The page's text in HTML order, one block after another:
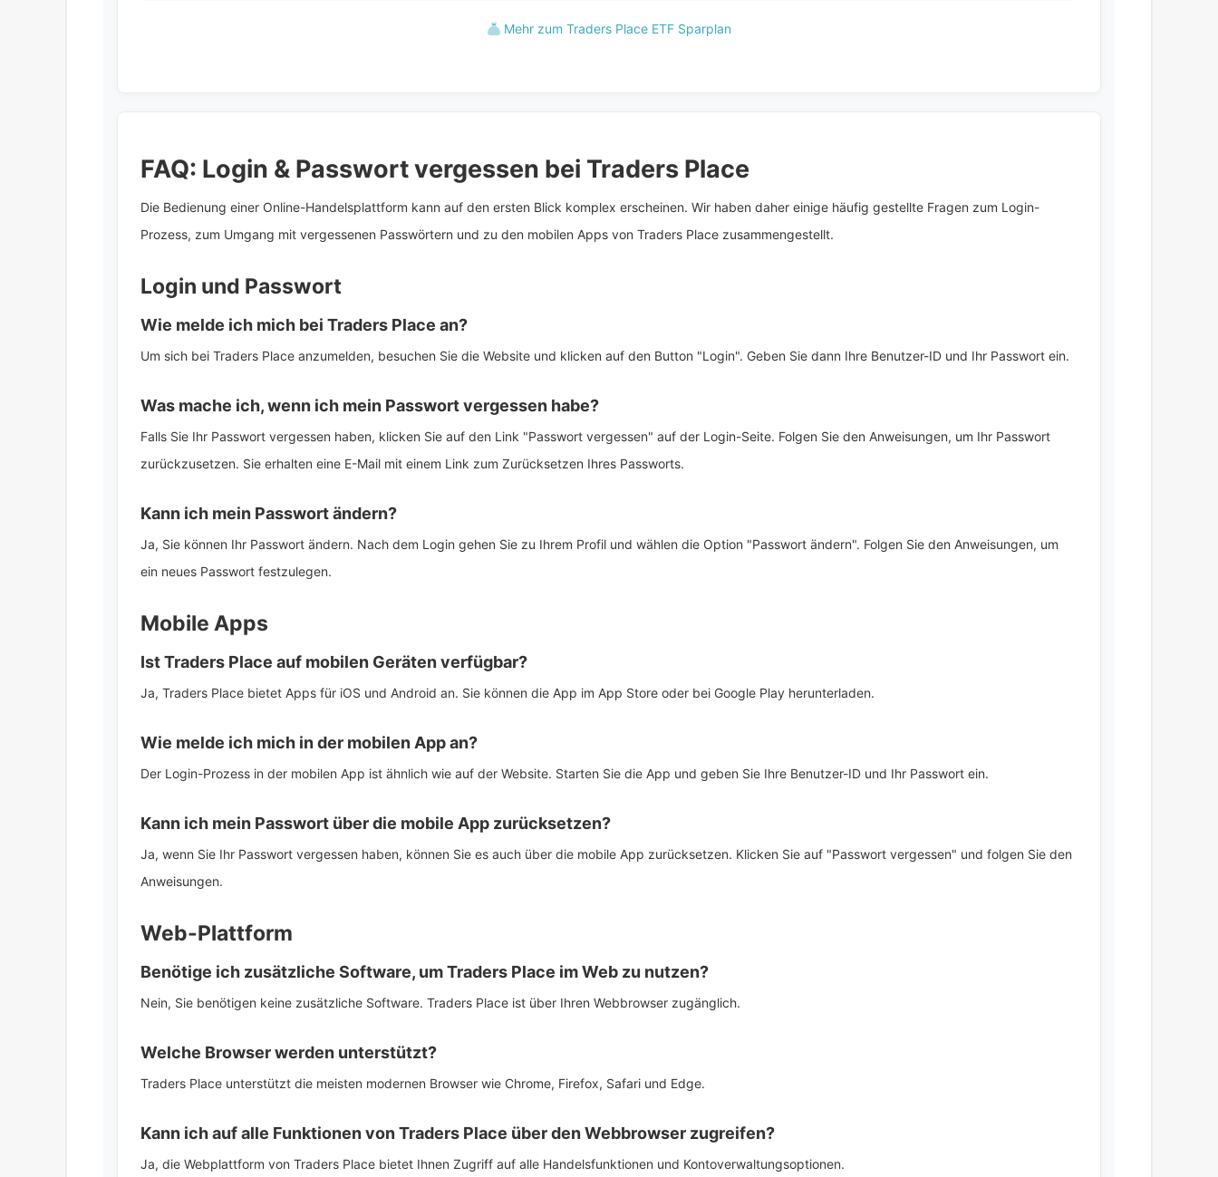
Mehr zum Traders Place ETF Sparplan
FAQ: Login & Passwort vergessen bei Traders Place
Die Bedienung einer Online-Handelsplattform kann auf den ersten Blick komplex erscheinen. Wir haben daher einige häufig gestellte Fragen zum Login-
Prozess, zum Umgang mit vergessenen Passwörtern und zu den mobilen Apps von Traders Place zusammengestellt.
Login und Passwort
Wie melde ich mich bei Traders Place an?
Um sich bei Traders Place anzumelden, besuchen Sie die Website und klicken auf den Button "Login". Geben Sie dann Ihre Benutzer-ID und Ihr Passwort ein.
Was mache ich, wenn ich mein Passwort vergessen habe?
Falls Sie Ihr Passwort vergessen haben, klicken Sie auf den Link "Passwort vergessen" auf der Login-Seite. Folgen Sie den Anweisungen, um Ihr Passwort
zurückzusetzen. Sie erhalten eine E-Mail mit einem Link zum Zurücksetzen Ihres Passworts.
Kann ich mein Passwort ändern?
Ja, Sie können Ihr Passwort ändern. Nach dem Login gehen Sie zu Ihrem Profil und wählen die Option "Passwort ändern". Folgen Sie den Anweisungen, um
ein neues Passwort festzulegen.
Mobile Apps
Ist Traders Place auf mobilen Geräten verfügbar?
Ja, Traders Place bietet Apps für iOS und Android an. Sie können die App im App Store oder bei Google Play herunterladen.
Wie melde ich mich in der mobilen App an?
Der Login-Prozess in der mobilen App ist ähnlich wie auf der Website. Starten Sie die App und geben Sie Ihre Benutzer-ID und Ihr Passwort ein.
Kann ich mein Passwort über die mobile App zurücksetzen?
Ja, wenn Sie Ihr Passwort vergessen haben, können Sie es auch über die mobile App zurücksetzen. Klicken Sie auf "Passwort vergessen" und folgen Sie den
Anweisungen.
Web-Plattform
Benötige ich zusätzliche Software, um Traders Place im Web zu nutzen?
Nein, Sie benötigen keine zusätzliche Software. Traders Place ist über Ihren Webbrowser zugänglich.
Welche Browser werden unterstützt?
Traders Place unterstützt die meisten modernen Browser wie Chrome, Firefox, Safari und Edge.
Kann ich auf alle Funktionen von Traders Place über den Webbrowser zugreifen?
Ja, die Webplattform von Traders Place bietet Ihnen Zugriff auf alle Handelsfunktionen und Kontoverwaltungsoptionen.